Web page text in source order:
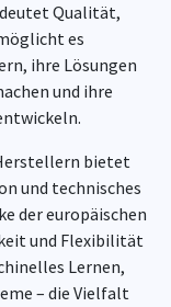
Qualität,
es
ihre Lösungen
und ihre
bietet
und technisches
der europäischen
und Flexibilität
Lernen,
– die Vielfalt